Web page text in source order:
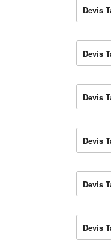
Devis
Devis
Devis
Devis
Devis
Devis